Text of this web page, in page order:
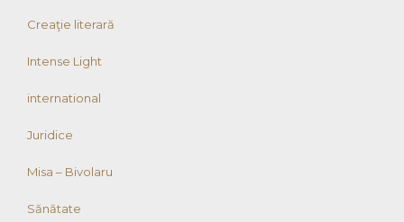
Creaţie literară
Intense Light
international
Juridice
Misa – Bivolaru
Sănătate